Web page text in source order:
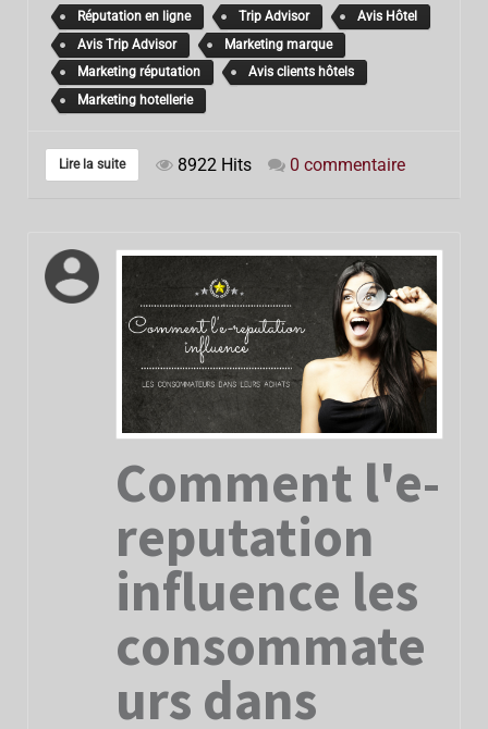
Réputation en ligne Trip Advisor
Avis Hôtel
Avis Trip Advisor
Marketing marque
Marketing réputation
Avis clients hôtels
Marketing hotellerie
Lire la suite 8922 Hits 0 commentaire
Comment l'e-
reputation
influence les
consommate
urs dans